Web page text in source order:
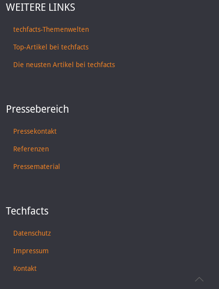
WEITERE LINKS
techfacts-Themenwelten
Top-Artikel bei techfacts
Die neusten Artikel bei techfacts
Pressebereich
Pressekontakt
Referenzen
Pressematerial
Techfacts
Datenschutz
Impressum
Kontakt